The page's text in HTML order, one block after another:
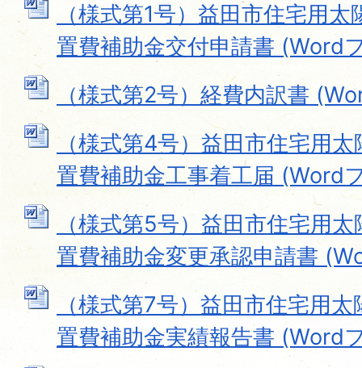
（様式第1号）益田市住宅用
置費補助金交付申請書 (Word
（様式第2号）経費内訳書
（様式第4号）益田市住宅用
置費補助金工事着工届 (Word
（様式第5号）益田市住宅用
置費補助金変更承認申請書
（様式第7号）益田市住宅用
置費補助金実績報告書 (Word